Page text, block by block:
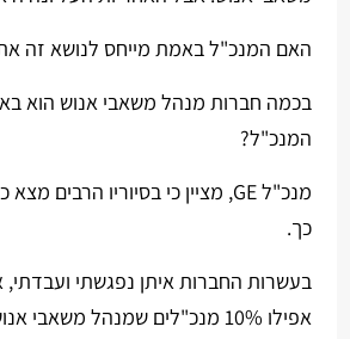
האם המנכ"ל באמת מייחס לנושא זה
בכמה חברות מנהל משאבי אנוש הוא
המנכ"ל?
כך.
בעשרות החברות איתן נפגשתי ועבדתי,
אפילו 10% מנכ"לים שמנהל